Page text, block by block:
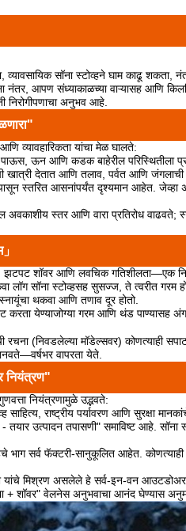
सॉना स्टोव्हने घाम काढू शकता,
नंतर, आपण संध्याकाळच्या वाऱ्यासह
निरोगीपणाचा अनुभव आहे.
व्यावहारिकता यांचा मेळ घालते:
पाऊस, ऊन आणि कडक बाहेरील
देतात आणि तलाव, पर्वत आणि जंगलाची
स्तरित आसनांपर्यंत दृश्यमान आहेत.
अवकाशीय स्तर आणि वारा प्रतिरोध
शॉवर आणि लवचिक गतिशीलता—एक
लॉग सॉना स्टोव्हसह सुसज्ज, ते त्वरीत
थकवा आणि तणाव दूर होतो.
येण्याजोग्या गरम आणि थंड पाण्यासह
रचना (निवडलेल्या मॉडेल्सवर)
वापरता येते.
नियंत्रण"
गुणवत्ता नियंत्रणामुळे उद्भवते:
राष्ट्रीय पर्यावरण आणि सुरक्षा
उत्पादन तपासणी" समाविष्ट आहे.
सर्व फॅक्टरी-सानुकूलित आहेत.
मिश्रण असलेले हे सर्व-इन-वन आउटडोअर
+ शॉवर" वेलनेस अनुभवाचा आनंद घेण्यास